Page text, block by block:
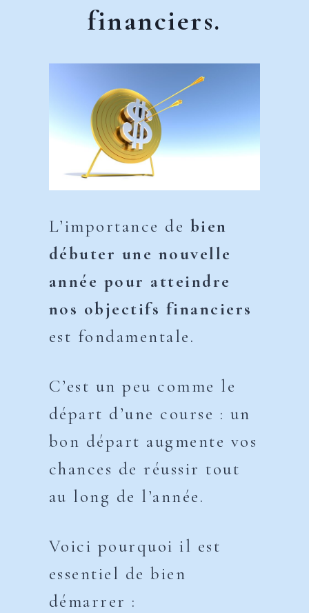
financiers.
L’importance de bien
débuter une nouvelle
année pour atteindre
nos objectifs financiers
est fondamentale.
C’est un peu comme le
départ d’une course : un
bon départ augmente vos
chances de réussir tout
au long de l’année.
Voici pourquoi il est
essentiel de bien
démarrer :